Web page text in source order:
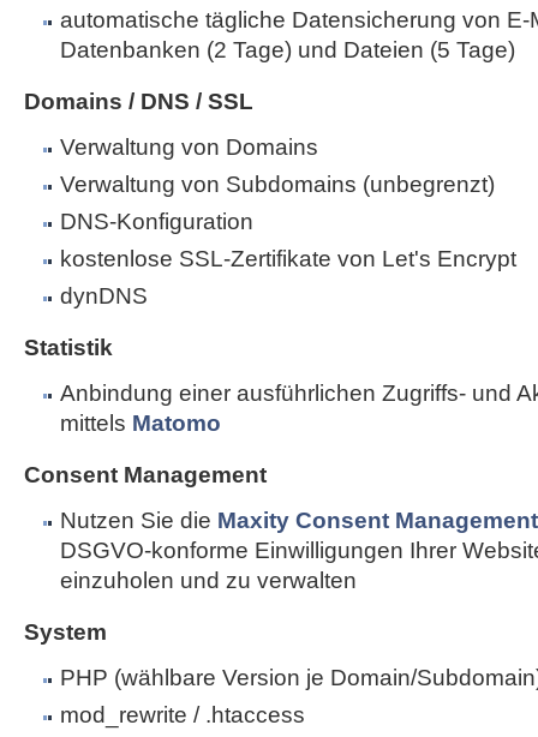
automatische tägliche Datensicherung von E-
Datenbanken (2 Tage) und Dateien (5 Tage)
Domains / DNS / SSL
Verwaltung von Domains
Verwaltung von Subdomains (unbegrenzt)
DNS-Konfiguration
kostenlose SSL-Zertifikate von Let's Encrypt
dynDNS
Statistik
Anbindung einer ausführlichen Zugriffs- und
mittels Matomo
Consent Management
Nutzen Sie die Maxity Consent
DSGVO-konforme Einwilligungen Ihrer
einzuholen und zu verwalten
System
PHP (wählbare Version je Domain/
mod_rewrite / .htaccess